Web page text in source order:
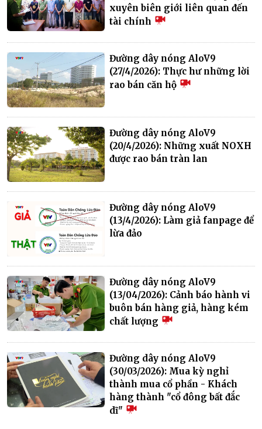
xuyên biên giới liên quan đến
tài chính
Đường dây nóng AloV9
(27/4/2026): Thực hư những lời
rao bán căn hộ
Đường dây nóng AloV9
(20/4/2026): Những xuất NOXH
được rao bán tràn lan
Đường dây nóng AloV9
(13/4/2026): Làm giả fanpage để
lừa đảo
Đường dây nóng AloV9
(13/04/2026): Cảnh báo hành vi
buôn bán hàng giả, hàng kém
chất lượng
Đường dây nóng AloV9
(30/03/2026): Mua kỳ nghỉ
thành mua cổ phần - Khách
hàng thành "cổ đông bất đắc
dĩ"